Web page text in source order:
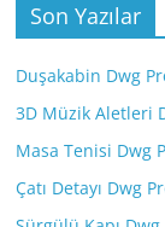
Son Yazılar
Duşakabin Dwg
3D Müzik Aletleri
Masa Tenisi Dwg
Çatı Detayı Dwg